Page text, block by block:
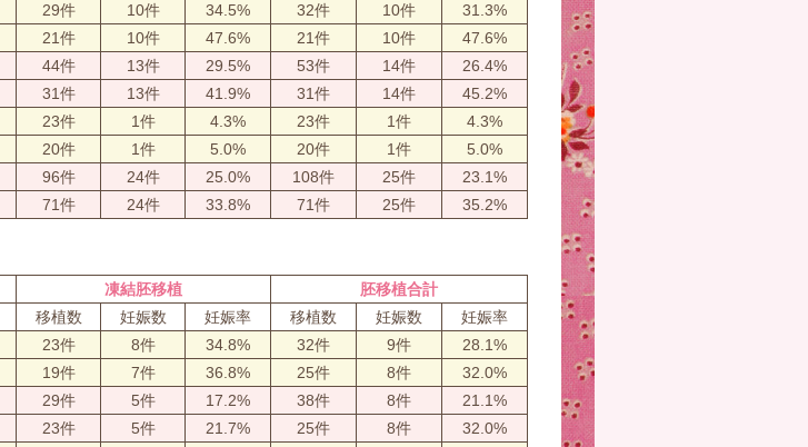
29件 10件 34.5% 32件 10件
31.3%
21件 10件 47.6% 21件 10件 47.6%
44件 13件 29.5% 53件 14件
26.4%
31件 13件 41.9% 31件 14件 45.2%
23件 1件 4.3% 23件 1件
4.3%
20件 1件 5.0% 20件 1件 5.0%
96件 24件 25.0% 108件 25件
23.1%
71件 24件 33.8% 71件 25件 35.2%
凍結胚移植
胚移植合計
移植数 妊娠数 妊娠率 移植数 妊娠数 妊娠率
23件 8件 34.8% 32件 9件
28.1%
19件 7件 36.8% 25件 8件 32.0%
29件 5件 17.2% 38件 8件
21.1%
23件 5件 21.7% 25件 8件 32.0%